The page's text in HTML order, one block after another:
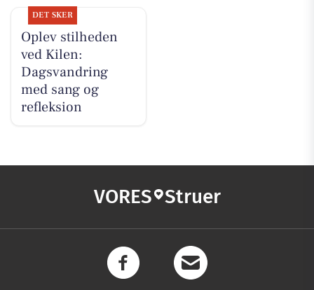
DET SKER
Oplev stilheden
ved Kilen:
Dagsvandring
med sang og
refleksion
VORES Struer